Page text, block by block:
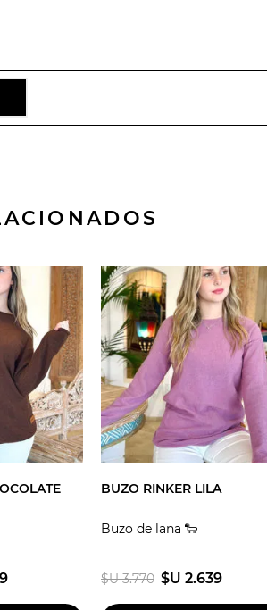
BUZO RINKER LILA
Buzo de lana 🐑
Fabricado en Uruguay
$U 3.770 $U 2.639